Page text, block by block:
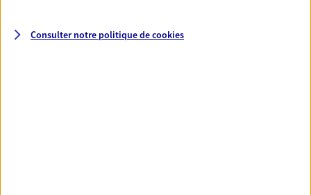
Consulter notre politique decookies